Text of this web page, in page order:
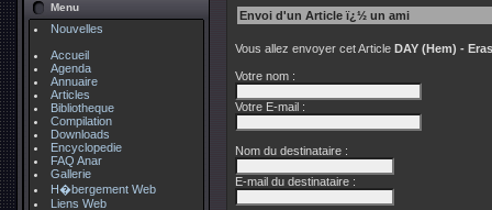
Menu
Nouvelles
Accueil
Agenda
Annuaire
Articles
Bibliotheque
Compilation
Downloads
Encyclopedie
FAQ Anar
Gallerie
H�bergement Web
Liens Web
Envoi d'un Article ï¿½ un ami
Vous allez envoyer cet Article DAY (Hem) -
Votre nom :
Votre E-mail :
Nom du destinataire :
E-mail du destinataire :